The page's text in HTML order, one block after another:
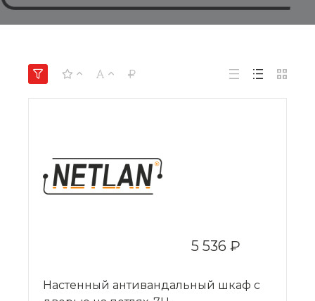
5 536 ₽
Настенный антивандальный шкаф с